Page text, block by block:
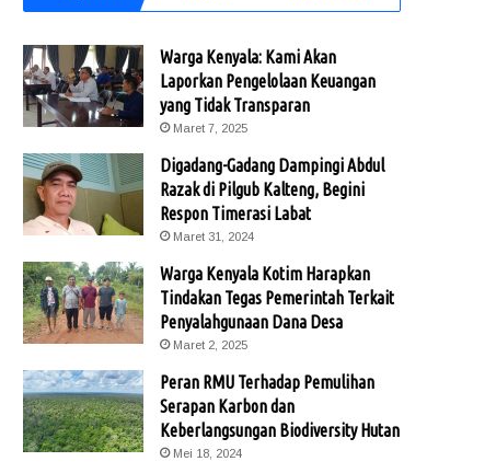
Warga Kenyala: Kami Akan
Laporkan Pengelolaan Keuangan
yang Tidak Transparan
Maret 7, 2025
Digadang-Gadang Dampingi Abdul
Razak di Pilgub Kalteng, Begini
Respon Timerasi Labat
Maret 31, 2024
Warga Kenyala Kotim Harapkan
Tindakan Tegas Pemerintah Terkait
Penyalahgunaan Dana Desa
Maret 2, 2025
Peran RMU Terhadap Pemulihan
Serapan Karbon dan
Keberlangsungan Biodiversity Hutan
Mei 18, 2024